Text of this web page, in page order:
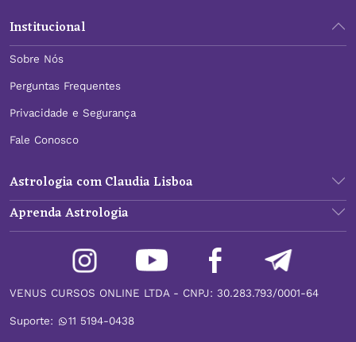
Institucional
Sobre Nós
Perguntas Frequentes
Privacidade e Segurança
Fale Conosco
Astrologia com Claudia Lisboa
Aprenda Astrologia
VENUS CURSOS ONLINE LTDA - CNPJ: 30.283.793/0001-64
Suporte: 11 5194-0438